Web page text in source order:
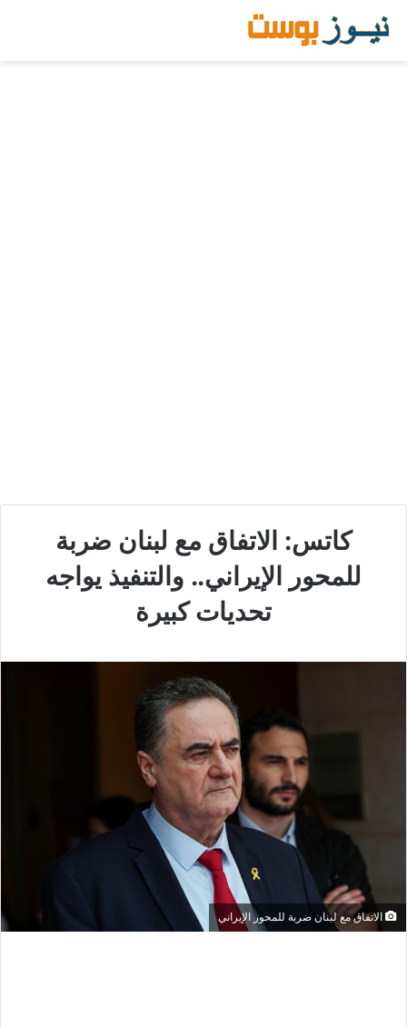
كاتس: الاتفاق مع لبنان ضربة
للمحور الإيراني.. والتنفيذ يواجه
تحديات كبيرة
الاتفاق مع لبنان ضربة للمحور الإيراني